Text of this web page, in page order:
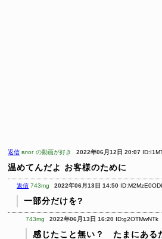
返信 влог の動画が好き 2022年06月12日 20:07
温めてんだよ お客様のために
返信 743mg 2022年06月13日 14:50
一部分だけを?
743mg 2022年06月13日 16:20 ID:g2OTMwNTk
感じたこと無い？ たまにある